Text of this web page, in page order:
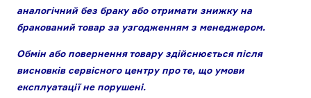
аналогічний без браку або отримати знижку на
бракований товар за узгодженням з менеджером.
Обмін або повернення товару здійснюється після
висновків сервісного центру про те, що умови
експлуатації не порушені.